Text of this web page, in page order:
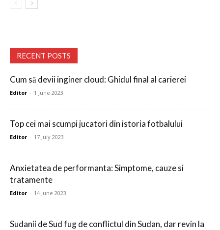
RECENT POSTS
Cum să devii inginer cloud: Ghidul final al carierei
Editor - 1 June 2023
Top cei mai scumpi jucatori din istoria fotbalului
Editor - 17 July 2023
Anxietatea de performanta: Simptome, cauze si
tratamente
Editor - 14 June 2023
Sudanii de Sud fug de conflictul din Sudan, dar revin la